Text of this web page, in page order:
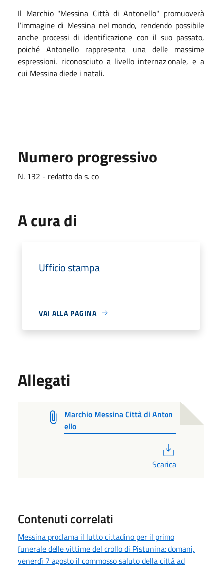
Il Marchio "Messina Città di Antonello" promuoverà
l’immagine di Messina nel mondo, rendendo possibile
anche processi di identificazione con il suo passato,
poiché Antonello rappresenta una delle massime
espressioni, riconosciuto a livello internazionale, e a
cui Messina diede i natali.
Numero progressivo
N. 132 - redatto da s. co
A cura di
Ufficio stampa
VAI ALLA PAGINA
Allegati
Marchio Messina Città di Anton
ello
Scarica
Contenuti correlati
Messina proclama il lutto cittadino per il primo
funerale delle vittime del crollo di Pistunina: domani,
venerdì 7 agosto il commosso saluto della città ad